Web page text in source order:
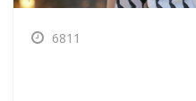
6811